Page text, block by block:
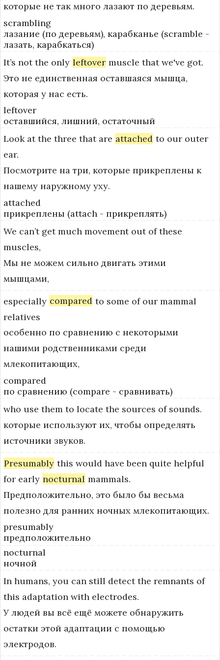
которые не так много лазают по деревьям.
scrambling
лазание (по деревьям), карабканье (scramble -
лазать, карабкаться)
It’s not the only leftover muscle that we've got.
Это не единственная оставшаяся мышца,
которая у нас есть.
leftover
оставшийся, лишний, остаточный
Look at the three that are attached to our outer
ear.
Посмотрите на три, которые прикреплены к
нашему наружному уху.
attached
прикреплены (attach - прикреплять)
We can’t get much movement out of these
muscles,
Мы не можем сильно двигать этими
мышцами,
especially compared to some of our mammal
relatives
особенно по сравнению с некоторыми
нашими родственниками среди
млекопитающих,
compared
по сравнению (compare - сравнивать)
who use them to locate the sources of sounds.
которые используют их, чтобы определять
источники звуков.
Presumably this would have been quite helpful
for early nocturnal mammals.
Предположительно, это было бы весьма
полезно для ранних ночных млекопитающих.
presumably
предположительно
nocturnal
ночной
In humans, you can still detect the remnants of
this adaptation with electrodes.
У людей вы всё ещё можете обнаружить
остатки этой адаптации с помощью
электродов.